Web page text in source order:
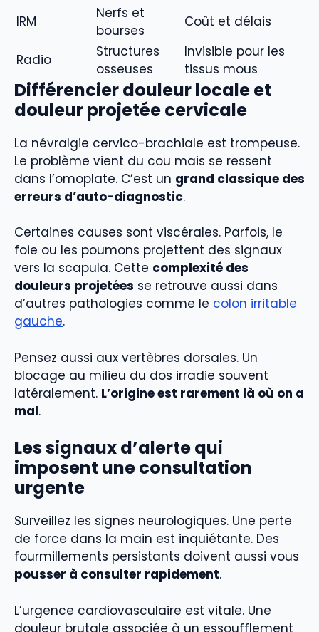
IRM
Nerfs et
bourses
Coût et délais
Radio
Structures
osseuses
Invisible pour les
tissus mous
Différencier douleur locale et
douleur projetée cervicale
La névralgie cervico-brachiale est trompeuse.
Le problème vient du cou mais se ressent
dans l’omoplate. C’est un grand classique des
erreurs d’auto-diagnostic.
Certaines causes sont viscérales. Parfois, le
foie ou les poumons projettent des signaux
vers la scapula. Cette complexité des
douleurs projetées se retrouve aussi dans
d’autres pathologies comme le colon irritable
gauche.
Pensez aussi aux vertèbres dorsales. Un
blocage au milieu du dos irradie souvent
latéralement. L’origine est rarement là où on a
mal.
Les signaux d’alerte qui
imposent une consultation
urgente
Surveillez les signes neurologiques. Une perte
de force dans la main est inquiétante. Des
fourmillements persistants doivent aussi vous
pousser à consulter rapidement.
L’urgence cardiovasculaire est vitale. Une
douleur brutale associée à un essoufflement